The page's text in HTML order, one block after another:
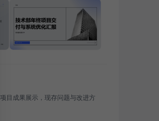
目成果展示，现存问题与改进方